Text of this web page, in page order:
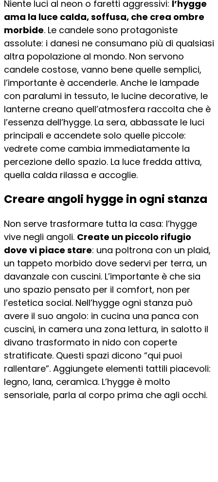
Niente luci al neon o faretti aggressivi: l’hygge
ama la luce calda, soffusa, che crea ombre
morbide. Le candele sono protagoniste
assolute: i danesi ne consumano più di qualsiasi
altra popolazione al mondo. Non servono
candele costose, vanno bene quelle semplici,
l’importante è accenderle. Anche le lampade
con paralumi in tessuto, le lucine decorative, le
lanterne creano quell’atmosfera raccolta che è
l’essenza dell’hygge. La sera, abbassate le luci
principali e accendete solo quelle piccole:
vedrete come cambia immediatamente la
percezione dello spazio. La luce fredda attiva,
quella calda rilassa e accoglie.
Creare angoli hygge in ogni stanza
Non serve trasformare tutta la casa: l’hygge
vive negli angoli. Create un piccolo rifugio
dove vi piace stare: una poltrona con un plaid,
un tappeto morbido dove sedervi per terra, un
davanzale con cuscini. L’importante è che sia
uno spazio pensato per il comfort, non per
l’estetica social. Nell’hygge ogni stanza può
avere il suo angolo: in cucina una panca con
cuscini, in camera una zona lettura, in salotto il
divano trasformato in nido con coperte
stratificate. Questi spazi dicono “qui puoi
rallentare”. Aggiungete elementi tattili piacevoli:
legno, lana, ceramica. L’hygge è molto
sensoriale, parla al corpo prima che agli occhi.